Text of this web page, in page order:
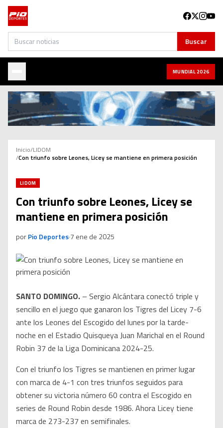
Buscar Buscar
MUNDIAL 2026
Inicio/LIDOM
/Con triunfo sobre Leones, Licey se mantiene en primera posición
LIDOM
Con triunfo sobre Leones, Licey se
mantiene en primera posición
porPio Deportes·7 ene de 2025
SANTO DOMINGO. – Sergio Alcántara conectó triple y
sencillo en el juego que ganaron los Tigres del Licey 7-6
ante los Leones del Escogido del lunes por la tarde-
noche en el Estadio Quisqueya Juan Marichal en el Round
Robin 37 de la Liga Dominicana 2024-25.
Con el triunfo los Tigres se mantienen en primer lugar
con marca de 4-1 con tres triunfos seguidos para
obtener su victoria número 60 contra el Escogido en
series de Round Robin desde 1986. Ahora Licey tiene
marca de 273-237 en semifinales.